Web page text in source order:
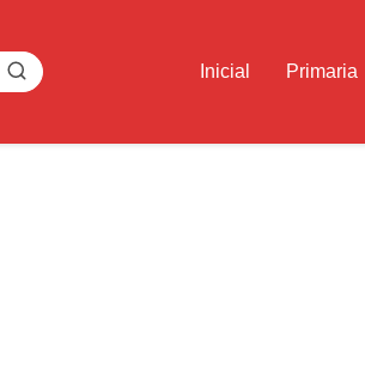
Inicial Primaria